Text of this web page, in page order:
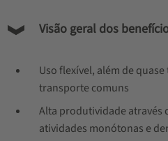
Visão geral dos
Uso flexível, além de
transporte comuns
Alta produtividade através
atividades monótonas e